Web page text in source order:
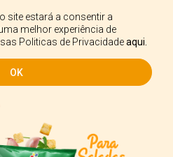
site estará a consentir a
melhor experiência de
Politicas de Privacidadeaqui.
OK
PARA